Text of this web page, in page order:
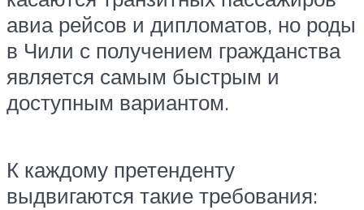
авиа рейсов и дипломатов, но роды
в Чили с получением гражданства
является самым быстрым и
доступным вариантом.
К каждому претенденту
выдвигаются такие требования: